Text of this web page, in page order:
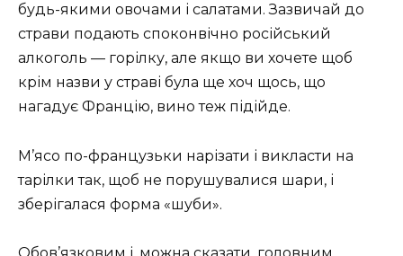
будь-якими овочами і салатами. Зазвичай до
страви подають споконвічно російський
алкоголь — горілку, але якщо ви хочете щоб
крім назви у страві була ще хоч щось, що
нагадує Францію, вино теж підійде.
М’ясо по-французьки нарізати і викласти на
тарілки так, щоб не порушувалися шари, і
зберігалася форма «шуби».